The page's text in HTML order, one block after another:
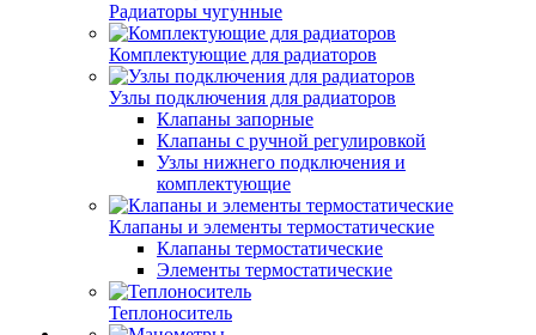
Радиаторы чугунные
Комплектующие для радиаторов
Узлы подключения для радиаторов
Клапаны запорные
Клапаны с ручной регулировкой
Узлы нижнего подключения и
комплектующие
Клапаны и элементы термостатические
Клапаны термостатические
Элементы термостатические
Теплоноситель